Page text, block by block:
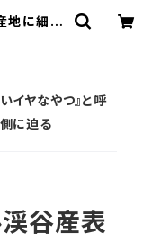
地に細か
イヤなやつ』と呼
に迫る
渓谷産表